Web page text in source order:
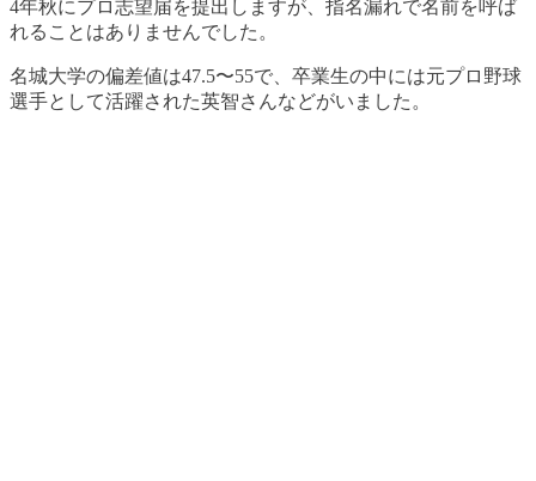
4年秋にプロ志望届を提出しますが、指名漏れで名前を呼ば
れることはありませんでした。
名城大学の偏差値は47.5〜55で、卒業生の中には元プロ野球
選手として活躍された英智さんなどがいました。